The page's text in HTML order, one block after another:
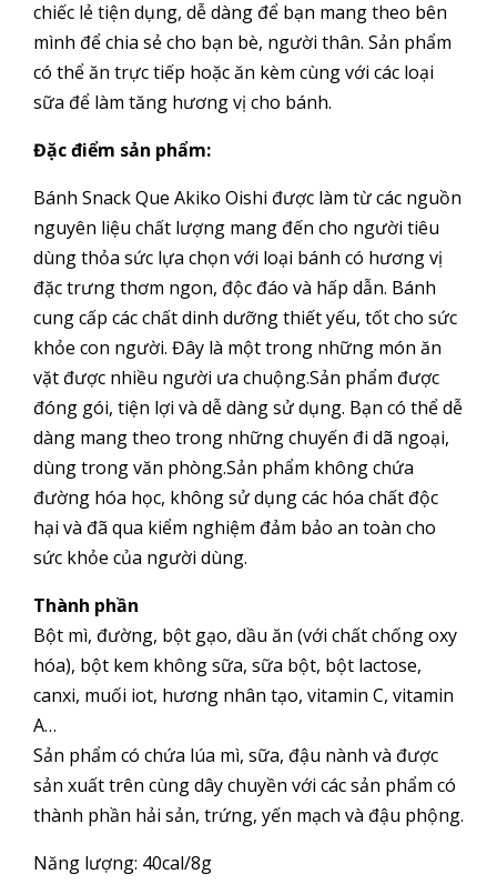
chiếc lẻ tiện dụng, dễ dàng để bạn mang theo bên
mình để chia sẻ cho bạn bè, người thân. Sản phẩm
có thể ăn trực tiếp hoặc ăn kèm cùng với các loại
sữa để làm tăng hương vị cho bánh.
Đặc điểm sản phẩm:
Bánh Snack Que Akiko Oishi được làm từ các nguồn
nguyên liệu chất lượng mang đến cho người tiêu
dùng thỏa sức lựa chọn với loại bánh có hương vị
đặc trưng thơm ngon, độc đáo và hấp dẫn. Bánh
cung cấp các chất dinh dưỡng thiết yếu, tốt cho sức
khỏe con người. Đây là một trong những món ăn
vặt được nhiều người ưa chuộng.Sản phẩm được
đóng gói, tiện lợi và dễ dàng sử dụng. Bạn có thể dễ
dàng mang theo trong những chuyến đi dã ngoại,
dùng trong văn phòng.Sản phẩm không chứa
đường hóa học, không sử dụng các hóa chất độc
hại và đã qua kiểm nghiệm đảm bảo an toàn cho
sức khỏe của người dùng.
Thành phần
Bột mì, đường, bột gạo, dầu ăn (với chất chống oxy
hóa), bột kem không sữa, sữa bột, bột lactose,
canxi, muối iot, hương nhân tạo, vitamin C, vitamin
A…
Sản phẩm có chứa lúa mì, sữa, đậu nành và được
sản xuất trên cùng dây chuyền với các sản phẩm có
thành phần hải sản, trứng, yến mạch và đậu phộng.
Năng lượng: 40cal/8g